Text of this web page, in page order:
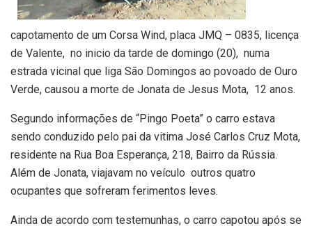
capotamento de um Corsa Wind, placa JMQ – 0835, licença
de Valente, no inicio da tarde de domingo (20), numa
estrada vicinal que liga São Domingos ao povoado de Ouro
Verde, causou a morte de Jonata de Jesus Mota, 12 anos.
Segundo informações de “Pingo Poeta” o carro estava
sendo conduzido pelo pai da vitima José Carlos Cruz Mota,
residente na Rua Boa Esperança, 218, Bairro da Rússia.
Além de Jonata, viajavam no veículo outros quatro
ocupantes que sofreram ferimentos leves.
Ainda de acordo com testemunhas, o carro capotou após se